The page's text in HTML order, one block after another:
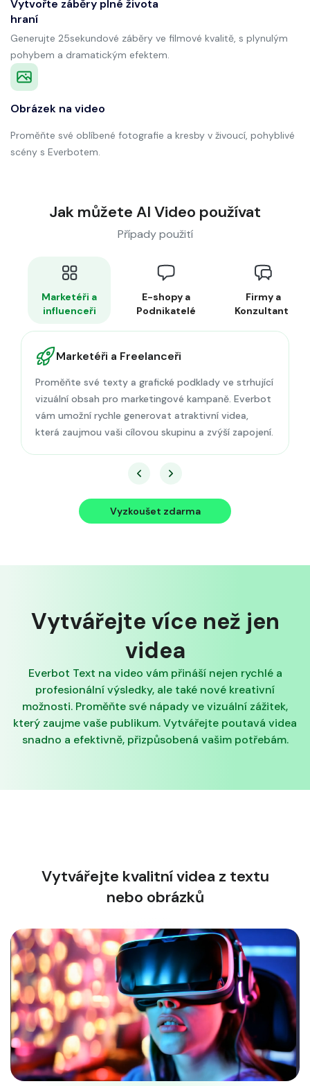
Vytvořte záběry plné života
hraní
Generujte 25sekundové záběry ve filmové kvalitě, s plynulým
pohybem a dramatickým efektem.
Obrázek na video
Proměňte své oblíbené fotografie a kresby v živoucí, pohyblivé
scény s Everbotem.
Jak můžete AI Video používat
Případy použití
Marketéři a
influenceři
E-shopy a
Podnikatelé
Firmy a
Konzultanti
Marketéři a Freelanceři
Proměňte své texty a grafické podklady ve strhující
vizuální obsah pro marketingové kampaně. Everbot
vám umožní rychle generovat atraktivní videa,
která zaujmou vaši cílovou skupinu a zvýší zapojení.
Vyzkoušet zdarma
Vytvářejte více než jen
videa
Everbot Text na video vám přináší nejen rychlé a
profesionální výsledky, ale také nové kreativní
možnosti. Proměňte své nápady ve vizuální zážitek,
který zaujme vaše publikum. Vytvářejte poutavá videa
snadno a efektivně, přizpůsobená vašim potřebám.
Vytvářejte kvalitní videa z textu
nebo obrázků